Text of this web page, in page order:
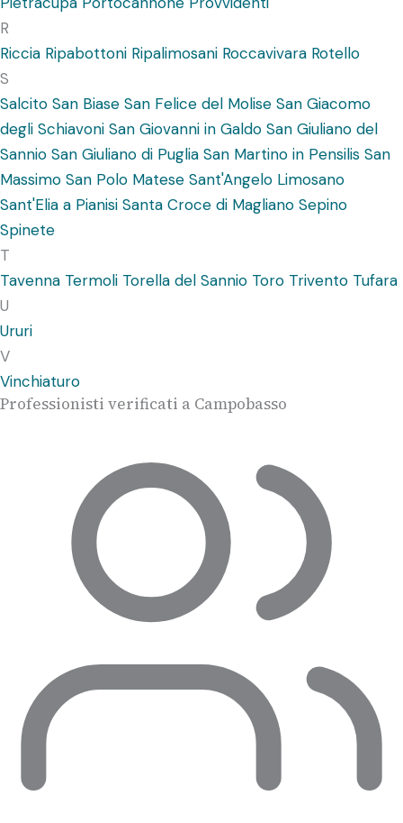
R
Riccia Ripabottoni Ripalimosani Roccavivara Rotello
S
Salcito San Biase San Felice del Molise San Giacomo
degli Schiavoni San Giovanni in Galdo San Giuliano del
Sannio San Giuliano di Puglia San Martino in Pensilis San
Massimo San Polo Matese Sant'Angelo Limosano
Sant'Elia a Pianisi Santa Croce di Magliano Sepino
Spinete
T
Tavenna Termoli Torella del Sannio Toro Trivento Tufara
U
Ururi
V
Vinchiaturo
Professionisti verificati a Campobasso